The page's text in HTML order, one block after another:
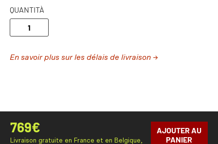
QUANTITÀ
En savoir plus sur les délais de livraison →
769€
Livraison gratuite en France et en Belgique,
AJOUTER AU
PANIER